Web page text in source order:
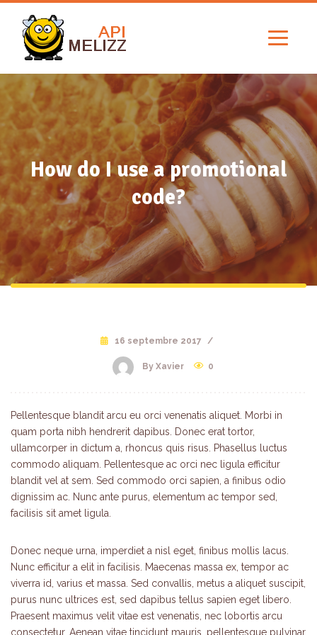
How do I use a promotional
code?
16 septembre 2017 /
By Xavier 0
Pellentesque blandit arcu eu orci venenatis aliquet. Morbi in
quam porta nibh hendrerit dapibus. Donec erat tortor,
ullamcorper in dictum a, rhoncus quis risus. Phasellus luctus
commodo aliquam. Pellentesque ac orci nec ligula efficitur
blandit vel at sem. Sed commodo orci sapien, a finibus odio
dignissim ac. Nunc ante purus, elementum ac tempor sed,
facilisis sit amet ligula.
Donec neque urna, imperdiet a nisl eget, finibus mollis lacus.
Nunc efficitur a elit in facilisis. Maecenas massa ex, tempor ac
viverra id, varius et massa. Sed convallis, metus a aliquet suscipit,
purus nunc ultrices est, sed dapibus tellus sapien eget libero.
Praesent maximus velit vitae est venenatis, nec lobortis arcu
consectetur. Aenean vitae tincidunt mauris, pellentesque pulvinar